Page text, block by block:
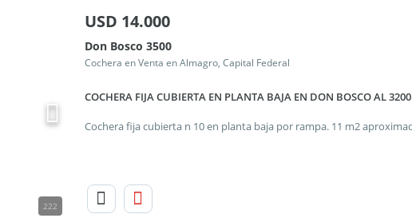
222
USD 14.000
Don Bosco 3500
Cochera en Venta en Almagro, Capital Federal
COCHERA FIJA CUBIERTA EN PLANTA BAJA EN DON BOSCO AL 3200